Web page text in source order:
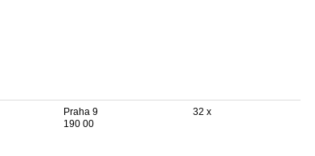
Praha 9
190 00
32 x